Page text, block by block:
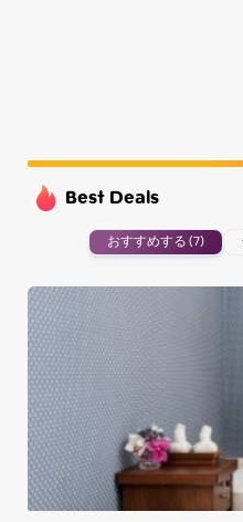
Best Deals
おすすめする (7)